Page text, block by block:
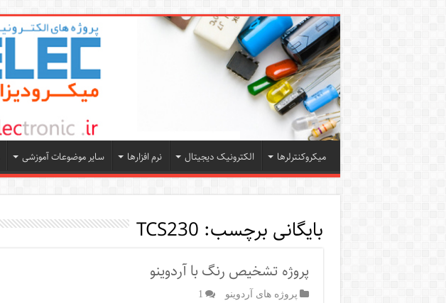
میکروکنترلرها الکترونیک دیجیتال نرم افزارها سایر موضوعات آموزشی
بایگانی برچسب: TCS230
پروژه تشخیص رنگ با آردوینو
پروژه های آردوینو 1